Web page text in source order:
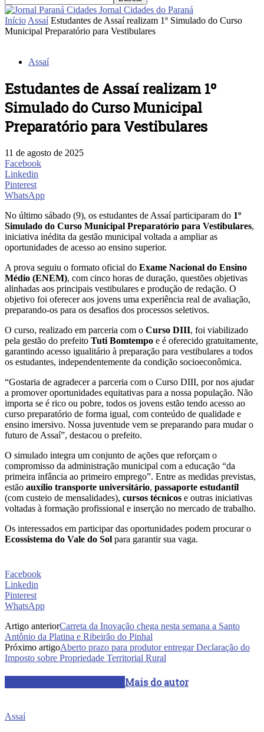
Jornal Cidades do Paraná
Início Assaí Estudantes de Assaí realizam 1º Simulado do Curso
Municipal Preparatório para Vestibulares
Assaí
Estudantes de Assaí realizam 1º
Simulado do Curso Municipal
Preparatório para Vestibulares
11 de agosto de 2025
Facebook
Linkedin
Pinterest
WhatsApp
No último sábado (9), os estudantes de Assaí participaram do 1º
Simulado do Curso Municipal Preparatório para Vestibulares,
iniciativa inédita da gestão municipal voltada a ampliar as
oportunidades de acesso ao ensino superior.
A prova seguiu o formato oficial do Exame Nacional do Ensino
Médio (ENEM), com cinco horas de duração, questões objetivas
alinhadas aos principais vestibulares e produção de redação. O
objetivo foi oferecer aos jovens uma experiência real de avaliação,
preparando-os para os desafios dos processos seletivos.
O curso, realizado em parceria com o Curso DIII, foi viabilizado
pela gestão do prefeito Tuti Bomtempo e é oferecido gratuitamente,
garantindo acesso igualitário à preparação para vestibulares a todos
os estudantes, independentemente da condição socioeconômica.
“Gostaria de agradecer a parceria com o Curso DIII, por nos ajudar
a promover oportunidades equitativas para a nossa população. Não
importa se é rico ou pobre, todos os jovens estão tendo acesso ao
curso preparatório de forma igual, com conteúdo de qualidade e
ensino imersivo. Nossa juventude vem se preparando para mudar o
futuro de Assaí”, destacou o prefeito.
O simulado integra um conjunto de ações que reforçam o
compromisso da administração municipal com a educação “da
primeira infância ao primeiro emprego”. Entre as medidas previstas,
estão auxílio transporte universitário, passaporte estudantil
(com custeio de mensalidades), cursos técnicos e outras iniciativas
voltadas à formação profissional e inserção no mercado de trabalho.
Os interessados em participar das oportunidades podem procurar o
Ecossistema do Vale do Sol para garantir sua vaga.
Facebook
Linkedin
Pinterest
WhatsApp
Artigo anteriorCarreta da Inovação chega nesta semana a Santo
Antônio da Platina e Ribeirão do Pinhal
Próximo artigoAberto prazo para produtor entregar Declaração do
Imposto sobre Propriedade Territorial Rural
Mais do autor
Assaí